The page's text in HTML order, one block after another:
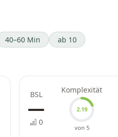
40–60 Min
ab 10
BSL
—
0
Komplexität
2.19
von 5